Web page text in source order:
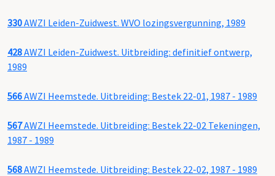
330AWZI Leiden-Zuidwest. WVO lozingsvergunning, 1989
428AWZI Leiden-Zuidwest. Uitbreiding: definitief ontwerp,
1989
566AWZI Heemstede. Uitbreiding: Bestek 22-01, 1987 - 1989
567AWZI Heemstede. Uitbreiding: Bestek 22-02 Tekeningen,
1987 - 1989
568AWZI Heemstede. Uitbreiding: Bestek 22-02, 1987 - 1989